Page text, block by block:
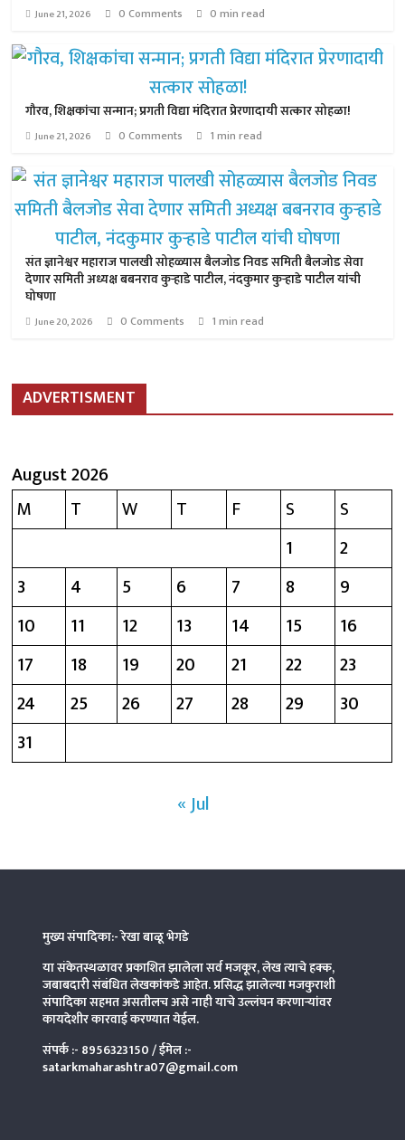
June 21, 2026 0 Comments 0 min read
गौरव, शिक्षकांचा सन्मान; प्रगती विद्या मंदिरात प्रेरणादायी सत्कार सोहळा!
June 21, 2026 0 Comments 1 min read
संत ज्ञानेश्वर महाराज पालखी सोहळ्यास बैलजोड निवड समिती बैलजोड सेवा
देणार समिती अध्यक्ष बबनराव कुऱ्हाडे पाटील, नंदकुमार कुऱ्हाडे पाटील यांची
घोषणा
June 20, 2026 0 Comments 1 min read
ADVERTISMENT
August 2026
M
T W T F S
S
1
2
3
4 5 6 7 8
9
10
11 12 13 14 15
16
17
18 19 20 21 22
23
24
25 26 27 28 29
30
31
« Jul
मुख्य संपादिका:- रेखा बाळू भेगडे
या संकेतस्थळावर प्रकाशित झालेला सर्व मजकूर, लेख त्याचे हक्क,
जबाबदारी संबंधित लेखकांकडे आहेत. प्रसिद्ध झालेल्या मजकुराशी
संपादिकासहमत असतीलच असे नाही याचे उल्लंघन करणाऱ्यांवर
कायदेशीर कारवाई करण्यात येईल.
संपर्क :- 8956323150/ ईमेल :-
satarkmaharashtra07@gmail.com